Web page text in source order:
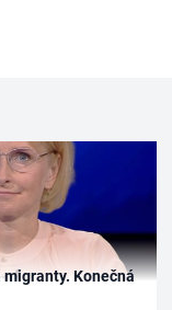
Konečná